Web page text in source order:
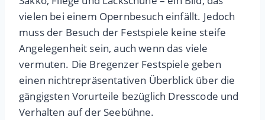
vielen bei einem Opernbesuch einfällt. Jedoch
muss der Besuch der Festspiele keine steife
Angelegenheit sein, auch wenn das viele
vermuten. Die Bregenzer Festspiele geben
einen nichtrepräsentativen Überblick über die
gängigsten Vorurteile bezüglich Dresscode und
Verhalten auf der Seebühne.